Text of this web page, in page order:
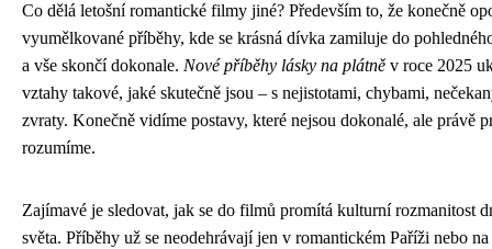
Co dělá letošní romantické filmy jiné? Především to, že konečně
vyumělkované příběhy, kde se krásná dívka zamiluje do
a vše skončí dokonale. Nové příběhy lásky na plátně v roce 2025
vztahy takové, jaké skutečně jsou – s nejistotami, chybami,
zvraty. Konečně vidíme postavy, které nejsou dokonalé, ale právě
rozumíme.
Zajímavé je sledovat, jak se do filmů promítá kulturní rozmanitost
světa. Příběhy už se neodehrávají jen v romantickém Paříži nebo